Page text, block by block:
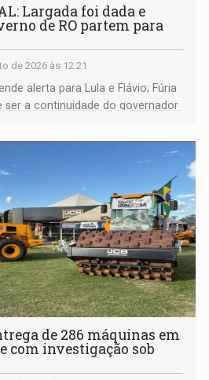
Largada foi dada e
de RO partem para
de 2026 às 12:21
alerta para Lula e Flávio; Fúria
ser a continuidade do governador
eleição; ABAV faz evento em
de 286 máquinas em
com investigação sob